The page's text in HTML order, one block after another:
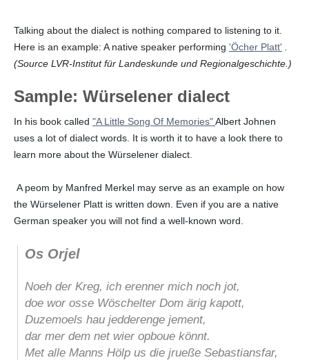
Talking about the dialect is nothing compared to listening to it.
Here is an example: A native speaker performing 'Öcher Platt'
(Source LVR-Institut für Landeskunde und Regionalgeschichte.)
Sample: Würselener dialect
In his book called "A Little Song Of Memories"Albert Johnen
uses a lot of dialect words. It is worth it to have a look there to
learn more about the Würselener dialect.
A peom by Manfred Merkel may serve as an example on how
the Würselener Platt is written down. Even if you are a native
German speaker you will not find a well-known word.
Os Orjel
Noeh der Kreg, ich erenner mich noch jot,
doe wor osse Wöschelter Dom ärig kapott,
Duzemoels hau jedderenge jement,
dar mer dem net wier opboue könnt.
Met alle Manns Hölp us die jrueße Sebastiansfar,